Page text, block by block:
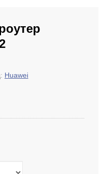
Huawei